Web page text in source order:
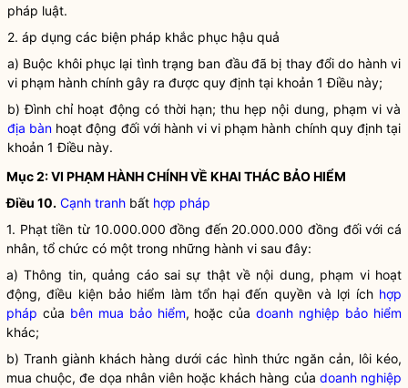
pháp luật.
2. áp dụng các biện pháp khắc phục hậu quả
a) Buộc khôi phục lại tình trạng ban đầu đã bị thay đổi do hành vi
vi phạm hành chính gây ra được quy định tại khoản 1 Điều này;
b) Đình chỉ hoạt động có thời hạn; thu hẹp nội dung, phạm vi và
địa bàn hoạt động đối với hành vi vi phạm hành chính quy định tại
khoản 1 Điều này.
Mục 2: VI PHẠM HÀNH CHÍNH VỀ KHAI THÁC BẢO HIỂM
Điều 10. Cạnh tranh bất hợp pháp
1. Phạt tiền từ 10.000.000 đồng đến 20.000.000 đồng đối với cá
nhân, tổ chức có một trong những hành vi sau đây:
a) Thông tin, quảng cáo sai sự thật về nội dung, phạm vi hoạt
động, điều kiện bảo hiểm làm tổn hại đến quyền và lợi ích hợp
pháp của bên mua bảo hiểm, hoặc củadoanh nghiệp bảo hiểm
khác;
b) Tranh giành khách hàng dưới các hình thức ngăn cản, lôi kéo,
mua chuộc, đe dọa nhân viên hoặc khách hàng của doanh nghiệp